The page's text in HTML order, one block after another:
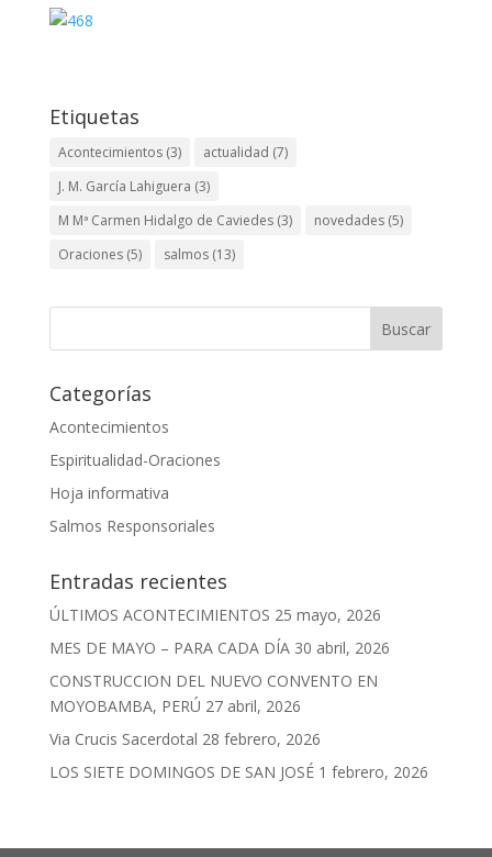
Etiquetas
Acontecimientos(3) actualidad (7)
J. M. García Lahiguera (3)
M Mª Carmen Hidalgo de Caviedes(3) novedades(5)
Oraciones(5) salmos(13)
Categorías
Acontecimientos
Espiritualidad-Oraciones
Hoja informativa
Salmos Responsoriales
Entradas recientes
ÚLTIMOS ACONTECIMIENTOS 25 mayo, 2026
MES DE MAYO – PARA CADA DÍA 30 abril, 2026
CONSTRUCCION DEL NUEVO CONVENTO EN
MOYOBAMBA, PERÚ 27 abril, 2026
Via Crucis Sacerdotal 28 febrero, 2026
LOS SIETE DOMINGOS DE SAN JOSÉ 1 febrero, 2026